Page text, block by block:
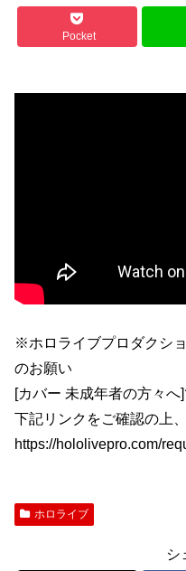
Pocket
※ホロライブプロダクシ
のお願い
[カバー 未成年者の方々へ
下記リンクをご確認の上
https://hololivepro.com/
ホロライブ
シ